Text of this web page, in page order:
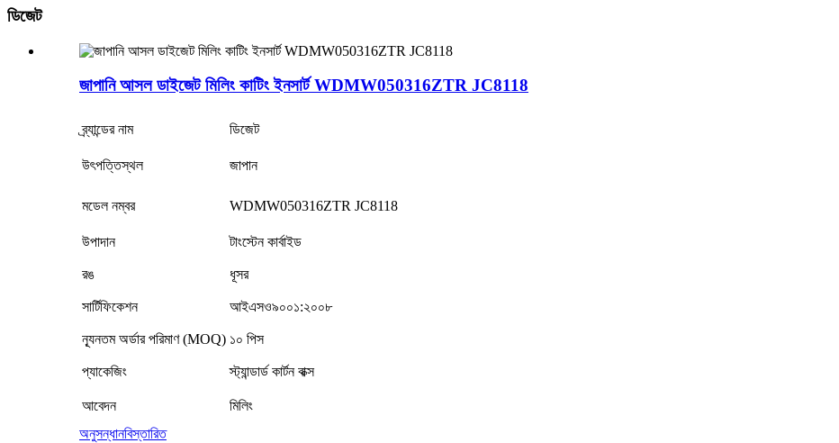
ডিজেট
জাপানি আসল ডাইজেট মিলিং কাটিং ইনসার্ট WDMW050316ZTR JC8118
ব্র্যান্ডের নাম ডিজেট
উৎপত্তিস্থল জাপান
মডেল নম্বর WDMW050316ZTR JC8118
উপাদান টাংস্টেন কার্বাইড
রঙ ধূসর
সার্টিফিকেশন আইএসও৯০০১:২০০৮
ন্যূনতম অর্ডার পরিমাণ (MOQ) ১০ পিস
প্যাকেজিং স্ট্যান্ডার্ড কার্টন বাক্স
আবেদন
মিলিং
অনুসন্ধানবিস্তারিত